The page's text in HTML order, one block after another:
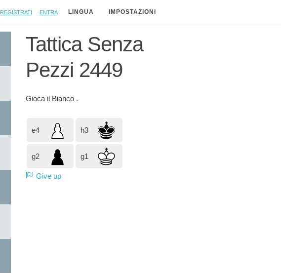
Registrati Entra LINGUA IMPOSTAZIONI
Tattica Senza
Pezzi 2449
Gioca il Bianco .
e4 h3
g2 g1
Give up